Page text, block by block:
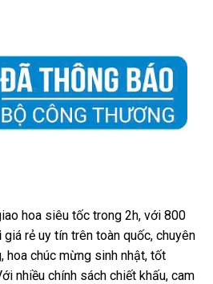
hoa siêu tốc trong 2h, với 800
giá rẻ uy tín trên toàn quốc, chuyên
hoa chúc mừng sinh nhật, tốt
nhiều chính sách chiết khấu, cam